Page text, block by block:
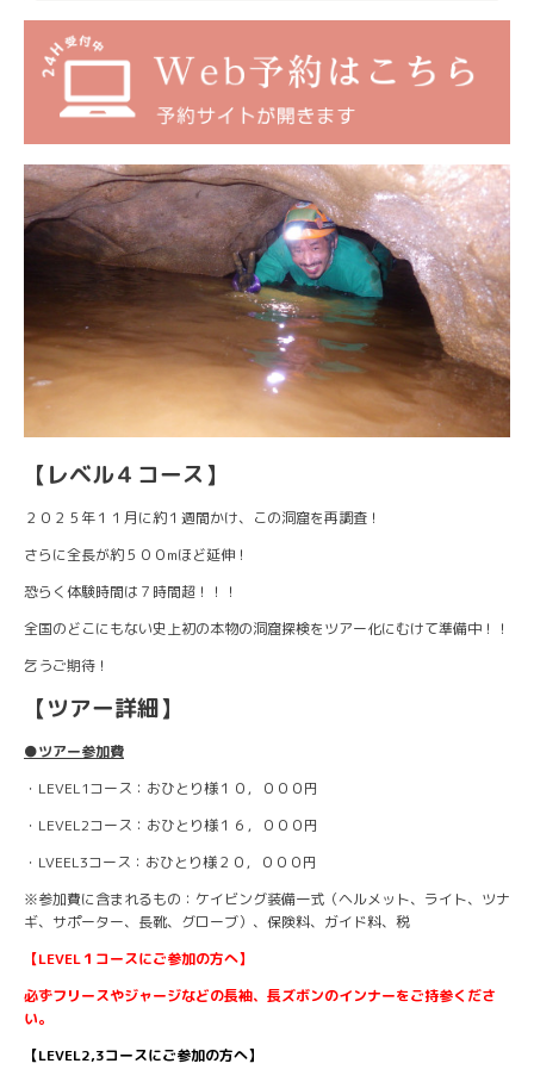
【レベル４コース】
２０２５年１１月に約１週間かけ、この洞窟を再調査！
さらに全長が約５００mほど延伸！
恐らく体験時間は７時間超！！！
全国のどこにもない史上初の本物の洞窟探検をツアー化にむけて準備中！！
乞うご期待！
【ツアー詳細】
●ツアー参加費
・LEVEL1コース：おひとり様１０，０００円
・LEVEL2コース：おひとり様１６，０００円
・LVEEL3コース：おひとり様２０，０００円
※参加費に含まれるもの：ケイビング装備一式（ヘルメット、ライト、ツナ
ギ、サポーター、長靴、グローブ）、保険料、ガイド料、税
【LEVEL１コースにご参加の方へ】
必ずフリースやジャージなどの長袖、長ズボンのインナーをご持参くださ
い。
【LEVEL2,3コースにご参加の方へ】